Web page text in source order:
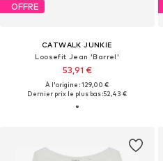
OFFRE
CATWALK JUNKIE
Loosefit Jean 'Barrel'
53,91 €
À l'origine : 129,00 €
Dernier prix le plus bas :52,43 €